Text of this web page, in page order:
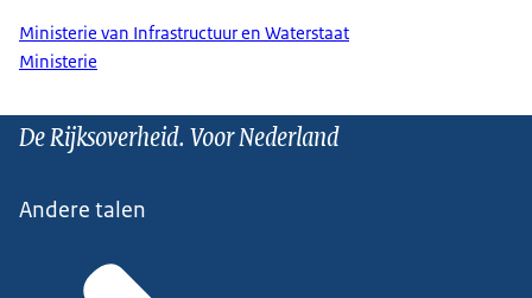
Ministerie van Infrastructuur en Waterstaat
Ministerie
De Rijksoverheid. Voor Nederland
Andere talen